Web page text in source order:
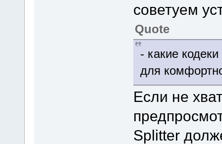
советуем
Quote
- какие
для
Если не
Splitter